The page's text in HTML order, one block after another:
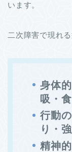
います。
二次障害で現れる
身体
吸・
行動
り・
精神